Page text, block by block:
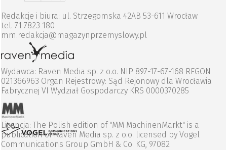
Redakcje i biura: ul. Strzegomska 42AB 53-611 Wrocław
tel. 71 7823 180
mm.redakcja@magazynprzemyslowy.pl
Wydawca: Raven Media sp. z o.o. NIP 897-17-67-168 REGON
021366963 Organ Rejestrowy: Sąd Rejonowy dla Wrocławia
Fabrycznej VI Wydział Gospodarczy KRS 0000370285
Licencja: The Polish edition of "MM MachinenMarkt" is a
publication of Raven Media sp. z o.o. licensed by Vogel
Communications Group GmbH & Co. KG, 97082